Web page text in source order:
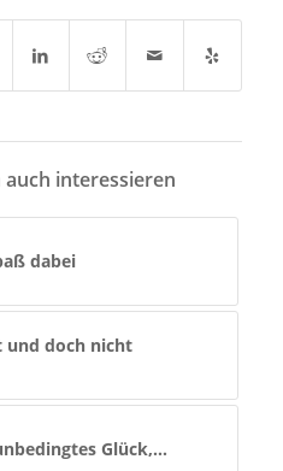
interessieren
dabei
und doch nicht
Glück,…